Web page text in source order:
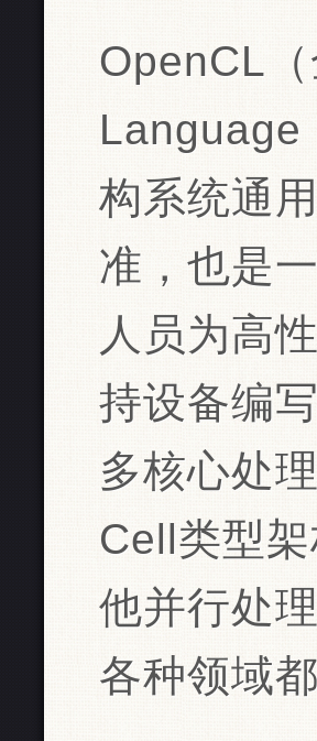
OpenCL
Language
构系统通
准，也是
人员为高
持设备编
多核心处
Cell类型
他并行处
各种领域